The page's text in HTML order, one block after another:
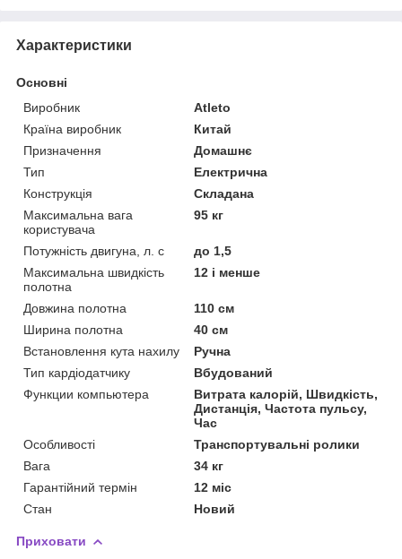
Характеристики
Основні
Виробник
Atleto
Країна виробник
Китай
Призначення
Домашнє
Тип
Електрична
Конструкція
Складана
Максимальна вага
користувача
95 кг
Потужність двигуна, л. с
до 1,5
Максимальна швидкість
полотна
12 і менше
Довжина полотна
110 см
Ширина полотна
40 см
Встановлення кута нахилу
Ручна
Тип кардіодатчику
Вбудований
Функции компьютера
Витрата калорій, Швидкість,
Дистанція, Частота пульсу,
Час
Особливості
Транспортувальні ролики
Вага
34 кг
Гарантійний термін
12 міс
Стан
Новий
Приховати